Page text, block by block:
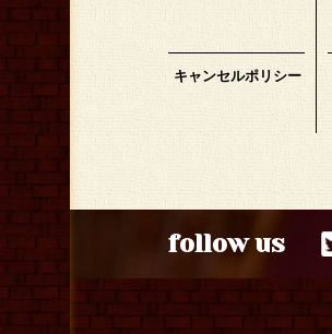
キャンセルポリシー
follow us